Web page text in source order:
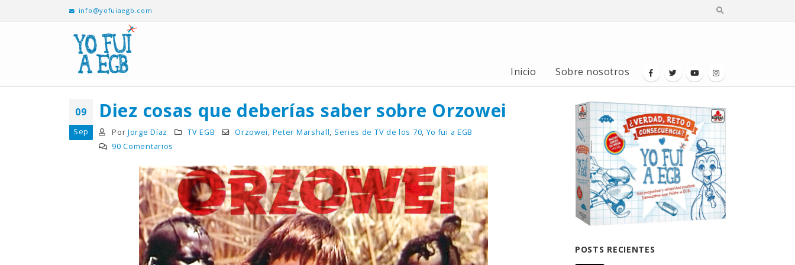
info@yofuiaegb.com
Inicio Sobre nosotros
09
Sep
Diez cosas que deberías saber sobre Orzowei
PorJorge Díaz TV EGB Orzowei, Peter Marshall, Series de TV de los 70, Yo fui a EGB
90 Comentarios
POSTS RECIENTES